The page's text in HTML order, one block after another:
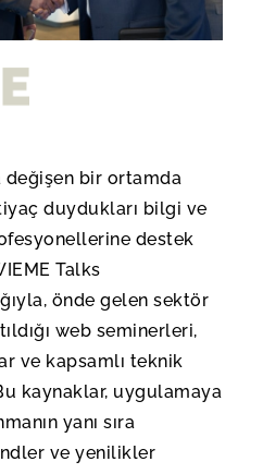
değişen bir ortamda
duydukları bilgi ve
destek
Talks
önde gelen sektör
web seminerleri,
ve kapsamlı teknik
kaynaklar, uygulamaya
yanı sıra
ve yenilikler